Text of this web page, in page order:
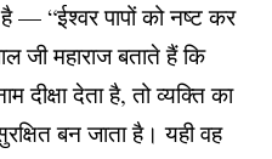
— “ईश्वर पापों को नष्ट कर
जी महाराज बताते हैं कि
दीक्षा देता है, तो व्यक्ति का
बन जाता है। यही वह